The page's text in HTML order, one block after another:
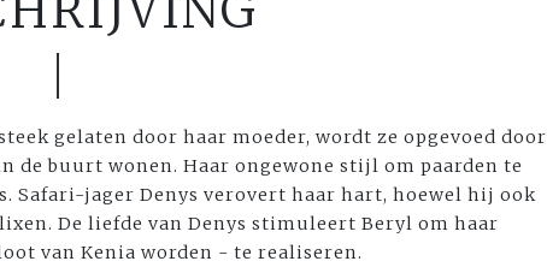
gelaten door haar moeder, wordt ze opgevoed door
de buurt wonen. Haar ongewone stijl om paarden te
Safari-jager Denys verovert haar hart, hoewel hij ook
De liefde van Denys stimuleert Beryl om haar
van Kenia worden - te realiseren.